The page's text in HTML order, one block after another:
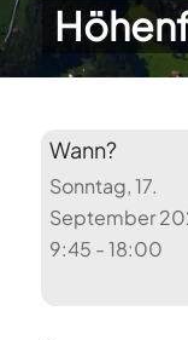
Wann?
Sonntag, 17.
September
9:45 - 18:00